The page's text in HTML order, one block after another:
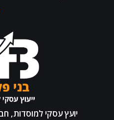
יועץ עסקי למוסדות,